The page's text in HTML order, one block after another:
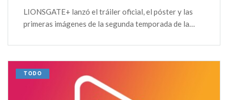
LIONSGATE+ lanzó el tráiler oficial, el póster y las
primeras imágenes de la segunda temporada de la…
TODO